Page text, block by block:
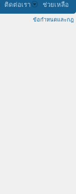
ติดต่อเรา ช่วยเหลือ
ข้อกำหนดและกฎ